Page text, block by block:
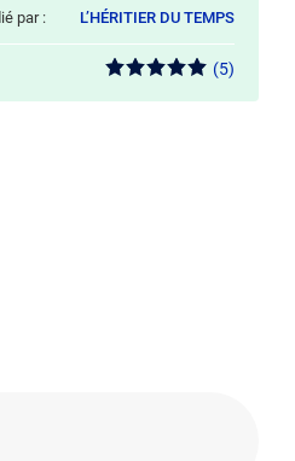
par : L’HÉRITIER DU TEMPS
(5)